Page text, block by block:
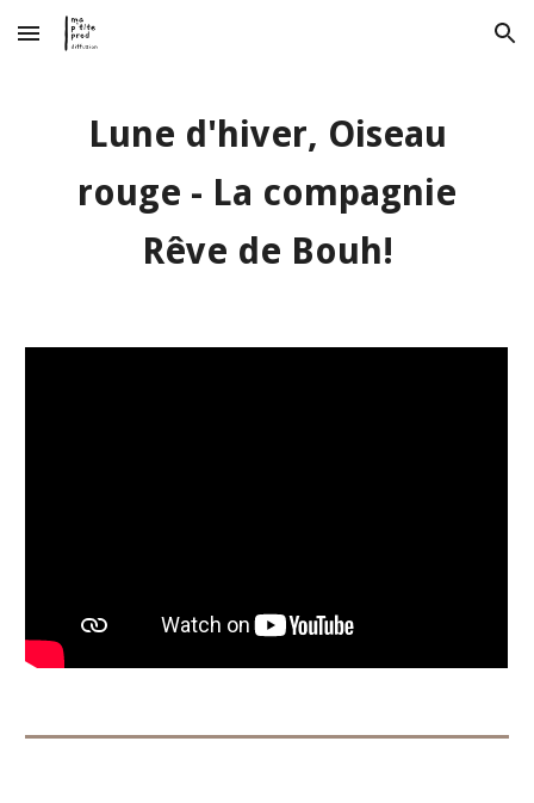
Skip to main content Skip to navigation
Lune d'hiver, Oiseau
rouge - La compagnie
Rêve de Bouh!